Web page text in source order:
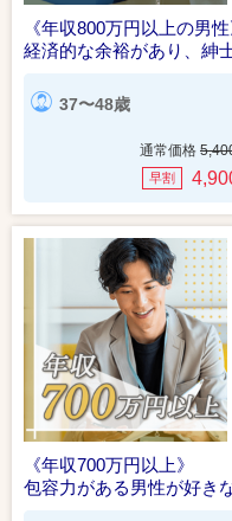
《年収800万円以上の男性
経済的な余裕があり、紳
37〜48歳
通常価格
早割
《年収700万円以上》
包容力がある男性が好き